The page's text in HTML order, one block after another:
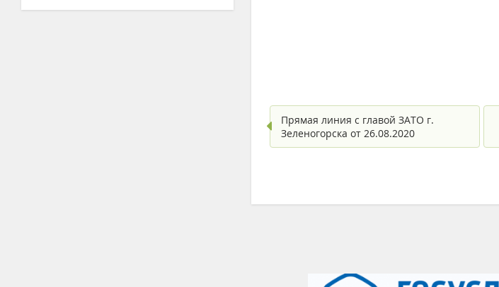
Прямая линия с главой ЗАТО г.
Зеленогорска от 26.08.2020